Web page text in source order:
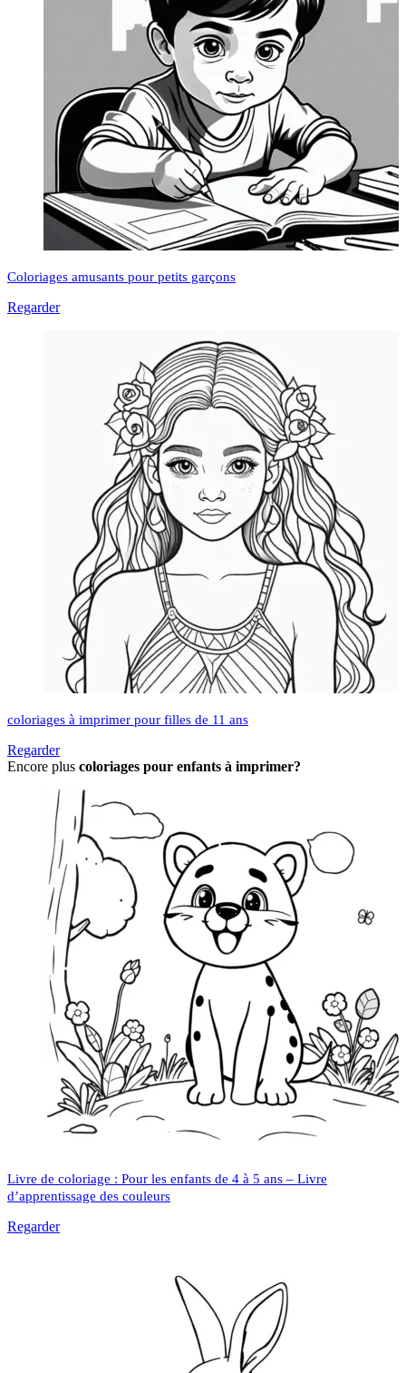
Coloriages amusants pour petits garçons
Regarder
coloriages à imprimer pour filles de 11 ans
Regarder
Encore plus coloriages pour enfants à imprimer?
Livre de coloriage : Pour les enfants de 4 à 5 ans – Livre
d’apprentissage des couleurs
Regarder